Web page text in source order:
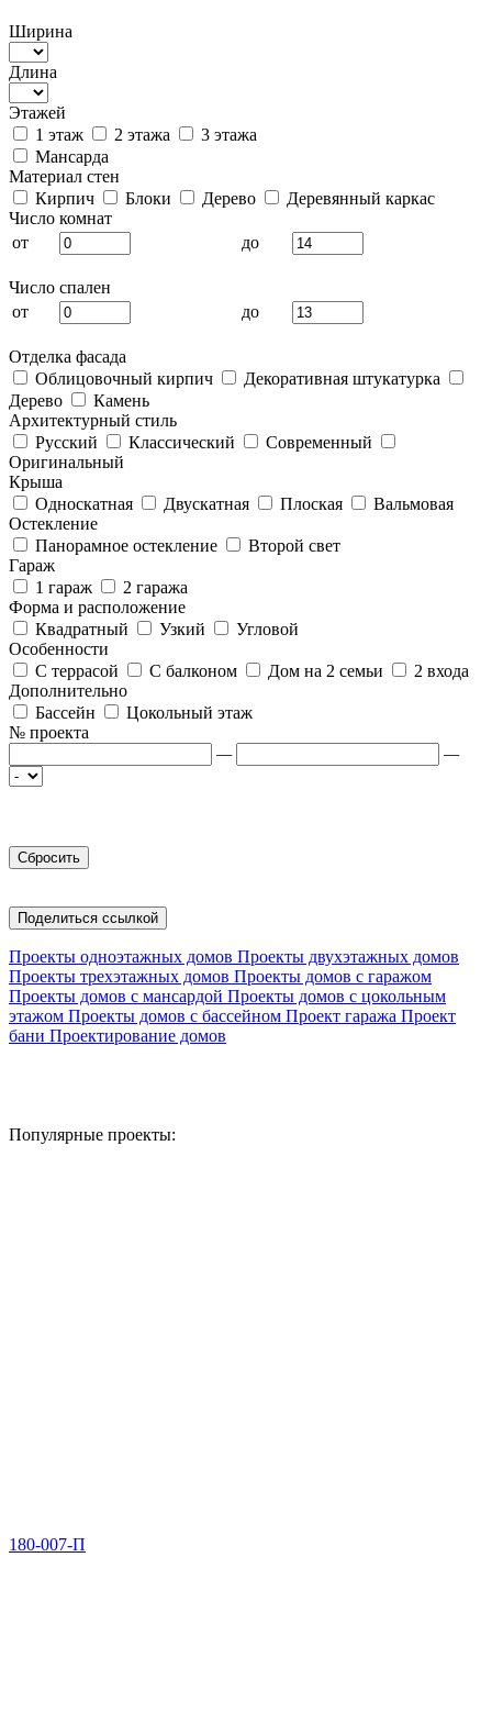
Ширина
Длина
Этажей
1 этаж
2 этажа
3 этажа
Мансарда
Материал стен
Кирпич
Блоки Дерево
Деревянный каркас
Число комнат
от
до
Число спален
от
до
Отделка фасада
Облицовочный кирпич
Декоративная штукатурка
Дерево
Камень
Архитектурный стиль
Русский
Классический
Современный
Оригинальный
Крыша
Односкатная
Двускатная Плоская
Вальмовая
Остекление
Панорамное остекление
Второй свет
Гараж
1 гараж
2 гаража
Форма и расположение
Квадратный
Узкий
Угловой
Особенности
С террасой
С балконом Дом на 2 семьи
2 входа
Дополнительно
Бассейн
Цокольный этаж
№ проекта
—
—
Поделиться ссылкой
Проекты одноэтажных домов Проекты двухэтажных домов
Проекты трехэтажных домов Проекты домов с гаражом
Проекты домов с мансардой Проекты домов с цокольным
этажом Проекты домов с бассейном Проект гаража Проект
бани Проектирование домов
Популярные проекты:
180-007-П